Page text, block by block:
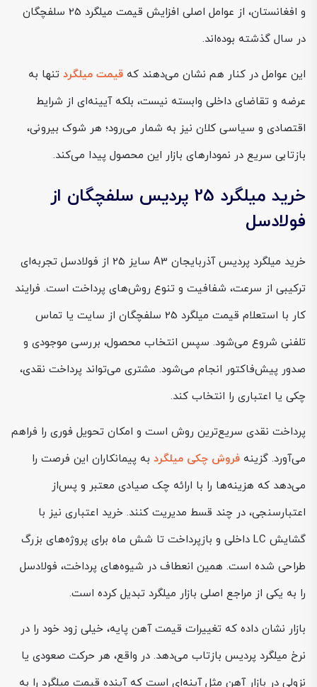
و افغانستان، از عوامل اصلی افزایش قیمت میلگرد 25 سلفچگان
در سال گذشته بوده‌اند.
این عوامل در کنار هم نشان می‌دهند که قیمت میلگرد تنها به
عرضه و تقاضای داخلی وابسته نیست، بلکه آیینه‌ای از شرایط
اقتصادی و سیاسی کلان نیز به شمار می‌رود؛ هر شوک بیرونی،
بازتابی سریع در نمودارهای بازار این محصول پیدا می‌کند.
خرید میلگرد 25 پردیس سلفچگان از
فولادسل
خرید میلگرد پردیس آذربایجان A3 سایز 25 از فولادسل تجربه‌ای
ترکیبی از سرعت، شفافیت و تنوع روش‌های پرداخت است. فرایند
کار با استعلام قیمت میلگرد 25 سلفچگان از سایت یا تماس
تلفنی شروع می‌شود. سپس انتخاب محصول، بررسی موجودی و
صدور پیش‌فاکتور انجام می‌شود. مشتری می‌تواند پرداخت نقدی،
چکی یا اعتباری را انتخاب کند.
پرداخت نقدی سریع‌ترین روش است و امکان تحویل فوری را فراهم
می‌آورد. گزینه فروش چکی میلگرد به پیمانکاران این فرصت را
می‌دهد که هزینه‌ها را با ارائه چک صیادی معتبر و پس‌از
اعتبارسنجی، در چند قسط مدیریت کنند. خرید اعتباری نیز با
گشایش LC داخلی و بازپرداخت تا شش ماه برای پروژه‌های بزرگ
طراحی شده است. همین انعطاف در شیوه‌های پرداخت، فولادسل
را به یکی از مراجع اصلی بازار میلگرد تبدیل کرده است.
بازار نشان داده که تغییرات قیمت آهن پایه، خیلی زود خود را در
نرخ میلگرد پردیس بازتاب می‌دهد. در واقع، هر حرکت صعودی یا
نزولی در بازار آهن مثل آینه‌ای است که آینده قیمت میلگرد را به